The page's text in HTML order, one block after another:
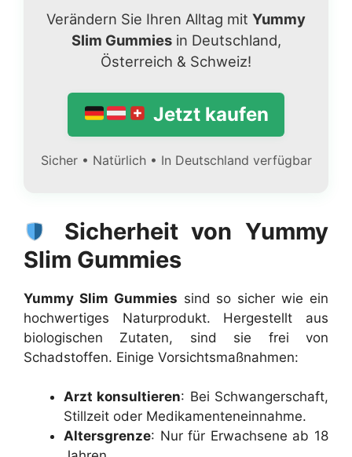
Verändern Sie Ihren Alltag mit Yummy
Slim Gummiesin Deutschland,
Österreich & Schweiz!
Jetzt kaufen
Sicher • Natürlich • In Deutschland verfügbar
Sicherheit von Yummy
Slim Gummies
Yummy Slim Gummies sind so sicher wie ein
hochwertiges Naturprodukt. Hergestellt aus
biologischen Zutaten, sind sie frei von
Schadstoffen. Einige Vorsichtsmaßnahmen:
Arzt konsultieren: Bei Schwangerschaft,
Stillzeit oder Medikamenteneinnahme.
Altersgrenze: Nur für Erwachsene ab 18